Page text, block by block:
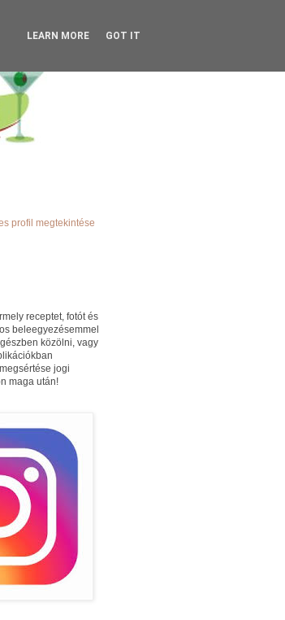
profil megtekintése
receptet, fotót és
beleegyezésemmel
közölni, vagy
jogi
maga után!
LEARN MORE GOT IT